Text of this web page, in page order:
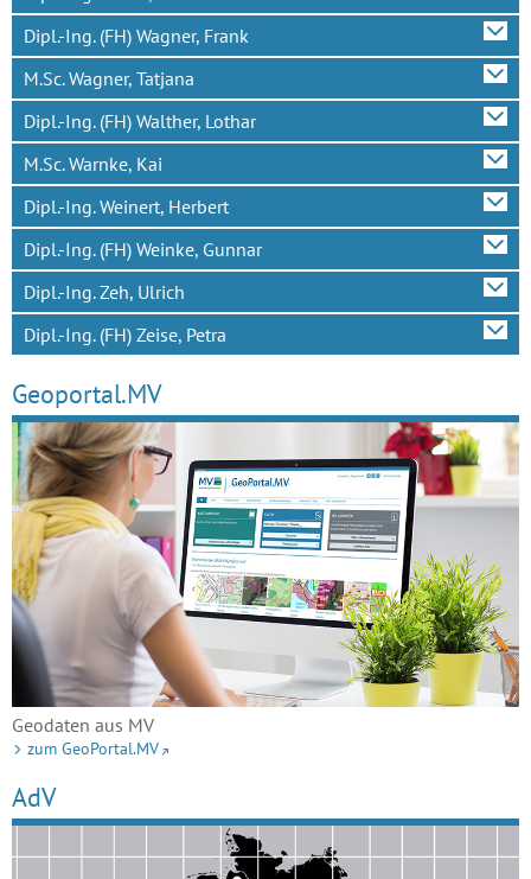
Dipl.-Ing. (FH) Wagner, Frank
M.Sc. Wagner, Tatjana
Dipl.-Ing. (FH) Walther, Lothar
M.Sc. Warnke, Kai
Dipl.-Ing. Weinert, Herbert
Dipl.-Ing. (FH) Weinke, Gunnar
Dipl.-Ing. Zeh, Ulrich
Dipl.-Ing. (FH) Zeise, Petra
Geoportal.MV
Geodaten aus MV
zum GeoPortal.MV
AdV